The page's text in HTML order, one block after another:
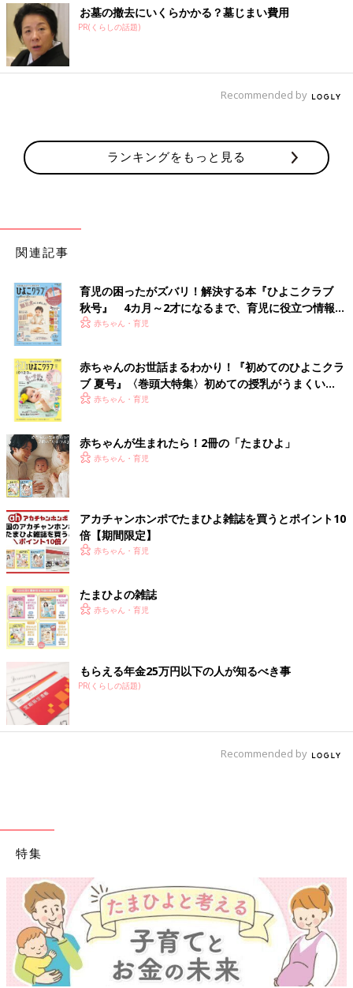
お墓の撤去にいくらかかる？墓じまい費用
PR(くらしの話題)
Recommended by
ランキングをもっと見る
関連記事
育児の困ったがズバリ！解決する本『ひよこクラブ
秋号』 4カ月～2才になるまで、育児に役立つ情報が
いっぱい！
赤ちゃん・育児
赤ちゃんのお世話まるわかり！『初めてのひよこクラ
ブ 夏号』〈巻頭大特集〉初めての授乳がうまくい
く！ おっぱい・ミルクの基本と夏のトラブル 解決テ
赤ちゃん・育児
赤ちゃんが生まれたら！2冊の「たまひよ」
赤ちゃん・育児
アカチャンホンポでたまひよ雑誌を買うとポイント10
倍【期間限定】
赤ちゃん・育児
たまひよの雑誌
赤ちゃん・育児
もらえる年金25万円以下の人が知るべき事
PR(くらしの話題)
Recommended by
特集
【ワクチン接種できるものも】妊婦の感染症対策、知っておいて